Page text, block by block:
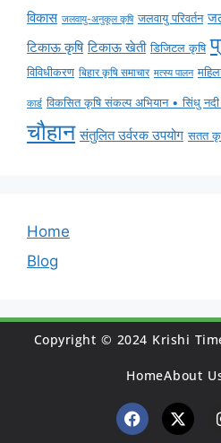
विकास जलवायु-अनुकूल कृषि जलवायु परिवर्तन
टिकाऊ कृषि टिकाऊ खेती डिजिटल कृषि
विविधीकरण बिहार कृषि समाचार मत्स्य पालन
कार्ड विकसित कृषि संकल्प अभियान • सिंधु नदी
चौहान संतुलित उर्वरक उपयोग सतत
Home
Blog
Copyright © 2024 Krishi
HomeAbout